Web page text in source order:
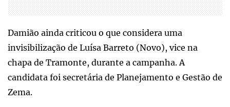
Damião ainda criticou o que considera uma
invisibilização de Luísa Barreto (Novo), vice na
chapa de Tramonte, durante a campanha. A
candidata foi secretária de Planejamento e Gestão de
Zema.